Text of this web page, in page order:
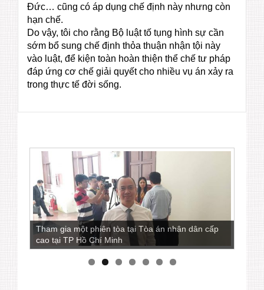
Đức… cũng có áp dụng chế định này nhưng còn
hạn chế.
Do vậy, tôi cho rằng Bộ luật tố tụng hình sự cần
sớm bổ sung chế định thỏa thuận nhận tội này
vào luật, để kiện toàn hoàn thiện thể chế tư pháp
đáp ứng cơ chế giải quyết cho nhiều vụ án xảy ra
trong thực tế đời sống.
Tham gia một phiên tòa tại Tòa án nhân dân cấp
cao tại TP Hồ Chí Minh